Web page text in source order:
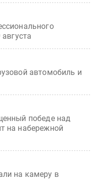
автомобиль и
победе над
на набережной
на камеру в